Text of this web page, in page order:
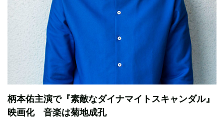
柄本佑主演で『素敵なダイナマイトスキャンダル』
映画化 音楽は菊地成孔